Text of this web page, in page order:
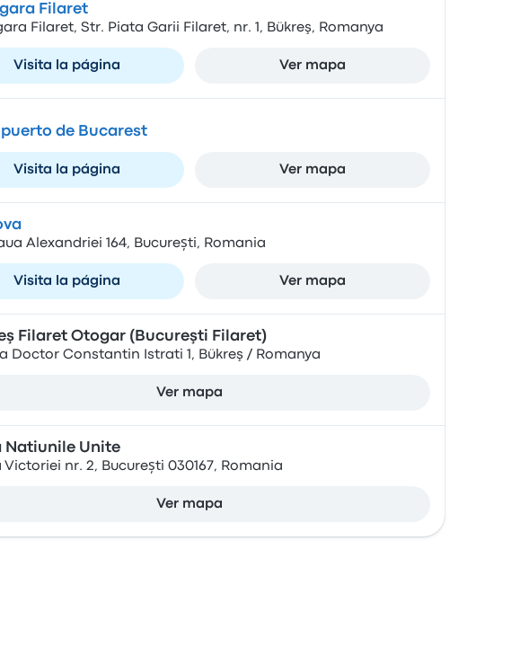
Filaret
Filaret, Str. Piata Garii Filaret, nr. 1, Bükreş, Romanya
Visita la página Ver mapa
de Bucarest
Visita la página Ver mapa
Alexandriei 164, București, Romania
Visita la página Ver mapa
Filaret Otogar (Bucureşti Filaret)
Doctor Constantin Istrati 1, Bükreş / Romanya
Ver mapa
Natiunile Unite
Victoriei nr. 2, București 030167, Romania
Ver mapa